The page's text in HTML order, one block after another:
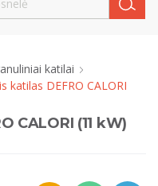
katilai
katilas DEFRO CALORI
CALORI (11 kW)